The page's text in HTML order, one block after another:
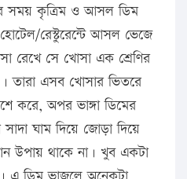
সময় কৃত্রিম ও আসল ডিম
রেস্টুরেন্টে আসল ভেজে
রেখে সে খোসা এক শ্রেণির
তারা এসব খোসার ভিতরে
করে, অপর ভাঙ্গা ডিমের
ঘাম দিয়ে জোড়া দিয়ে
উপায় থাকে না। খুব একটা